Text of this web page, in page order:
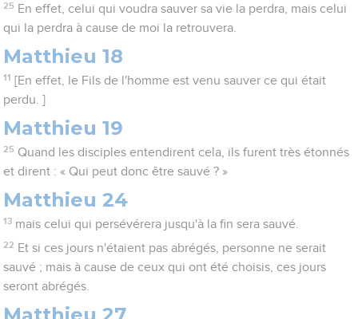
25 En effet, celui qui voudra sauver sa vie la perdra, mais celui
qui la perdra à cause de moi la retrouvera.
Matthieu 18
11 [En effet, le Fils de l'homme est venu sauver ce qui était
perdu. ]
Matthieu 19
25 Quand les disciples entendirent cela, ils furent très étonnés
et dirent : « Qui peut donc être sauvé ? »
Matthieu 24
13 mais celui qui persévérera jusqu'à la fin sera sauvé.
22 Et si ces jours n'étaient pas abrégés, personne ne serait
sauvé ; mais à cause de ceux qui ont été choisis, ces jours
seront abrégés.